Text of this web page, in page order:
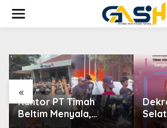
konten
«
Kantor PT Timah
Beltim Menyala,
Ribuan Penambang